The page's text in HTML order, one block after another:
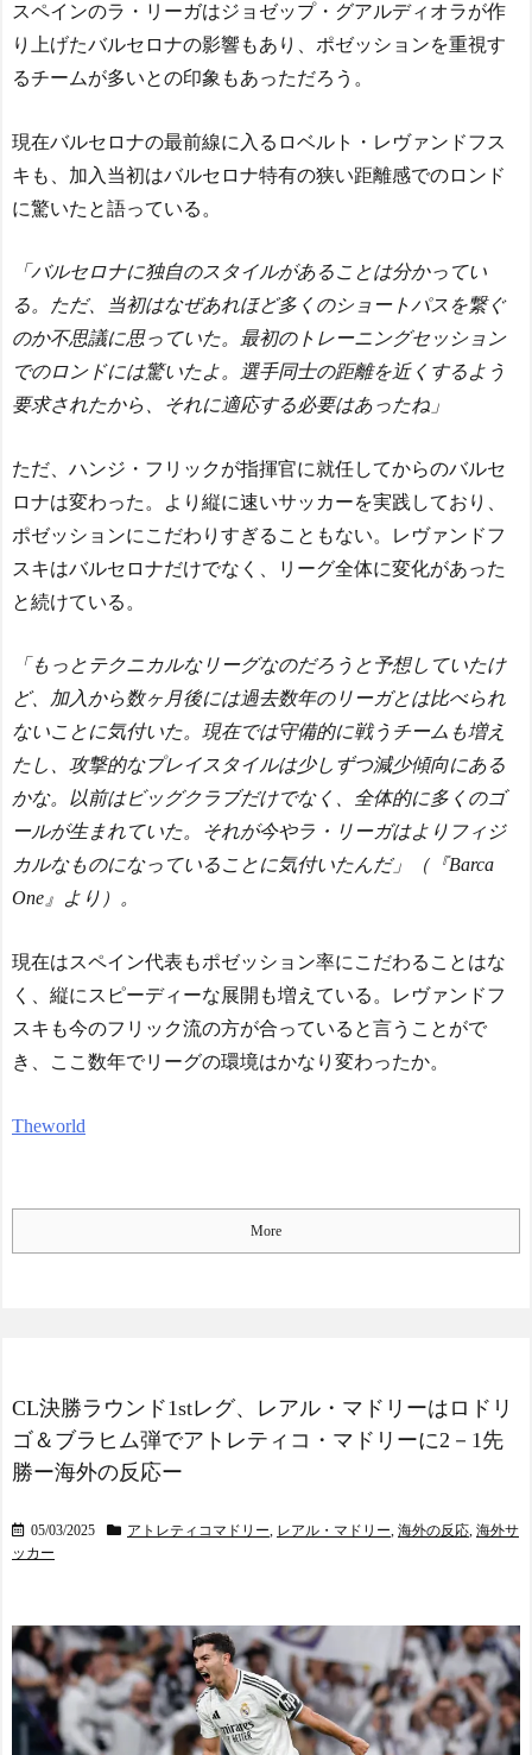
スペインのラ・リーガはジョゼップ・グアルディオラが作
り上げたバルセロナの影響もあり、ポゼッションを重視す
るチームが多いとの印象もあっただろう。
現在バルセロナの最前線に入るロベルト・レヴァンドフス
キも、加入当初はバルセロナ特有の狭い距離感でのロンド
に驚いたと語っている。
「バルセロナに独自のスタイルがあることは分かってい
る。ただ、当初はなぜあれほど多くのショートパスを繋ぐ
のか不思議に思っていた。最初のトレーニングセッション
でのロンドには驚いたよ。選手同士の距離を近くするよう
要求されたから、それに適応する必要はあったね」
ただ、ハンジ・フリックが指揮官に就任してからのバルセ
ロナは変わった。より縦に速いサッカーを実践しており、
ポゼッションにこだわりすぎることもない。レヴァンドフ
スキはバルセロナだけでなく、リーグ全体に変化があった
と続けている。
「もっとテクニカルなリーグなのだろうと予想していたけ
ど、加入から数ヶ月後には過去数年のリーガとは比べられ
ないことに気付いた。現在では守備的に戦うチームも増え
たし、攻撃的なプレイスタイルは少しずつ減少傾向にある
かな。以前はビッグクラブだけでなく、全体的に多くのゴ
ールが生まれていた。それが今やラ・リーガはよりフィジ
カルなものになっていることに気付いたんだ」（『Barca
One』より）。
現在はスペイン代表もポゼッション率にこだわることはな
く、縦にスピーディーな展開も増えている。レヴァンドフ
スキも今のフリック流の方が合っていると言うことがで
き、ここ数年でリーグの環境はかなり変わったか。
Theworld
More
CL決勝ラウンド1stレグ、レアル・マドリーはロドリ
ゴ＆ブラヒム弾でアトレティコ・マドリーに2－1先
勝ー海外の反応ー
05/03/2025 アトレティコマドリー, レアル・マドリー, 海外の反応, 海外サ
ッカー